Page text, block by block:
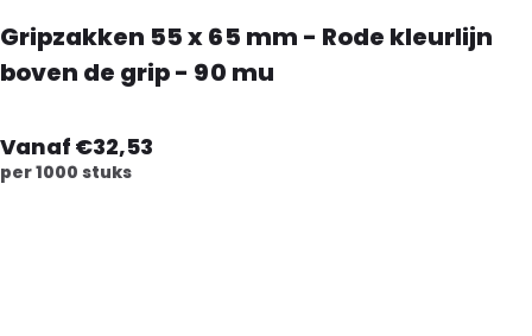
Gripzakken 55 x 65 mm - Rode kleurlijn
boven de grip - 90 mu
Vanaf €32,53
per 1000 stuks